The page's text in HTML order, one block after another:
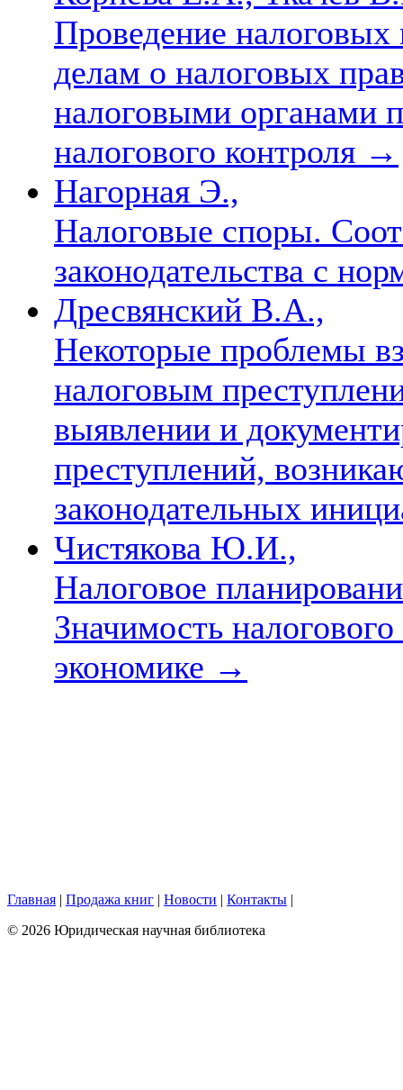
Проведение налоговых
делам о налоговых
налоговыми органами
налогового контроля →
Нагорная Э.,
Налоговые споры.
законодательства с
Дресвянский В.А.,
Некоторые проблемы
налоговым
выявлении и
преступлений,
законодательных
Чистякова Ю.И.,
Налоговое
Значимость
экономике →
Главная | Продажа книг | Новости | Контакты |
© 2026 Юридическая научная библиотека